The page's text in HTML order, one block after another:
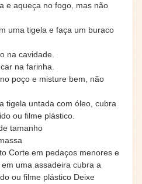
e aqueça no fogo, mas não
uma tigela e faça um buraco
na cavidade.
na farinha.
poço e misture bem, não
tigela untada com óleo, cubra
ou filme plástico.
tamanho
Corte em pedaços menores e
uma assadeira cubra a
ou filme plástico Deixe